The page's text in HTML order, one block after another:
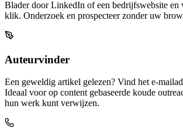
Blader door LinkedIn of een bedrijfswebsite en
klik. Onderzoek en prospecteer zonder uw
Auteurvinder
Een geweldig artikel gelezen? Vind het e-
Ideaal voor op content gebaseerde koude
hun werk kunt verwijzen.